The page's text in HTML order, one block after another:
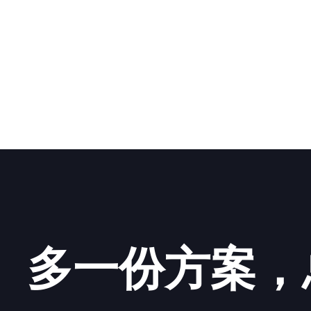
多一份方案